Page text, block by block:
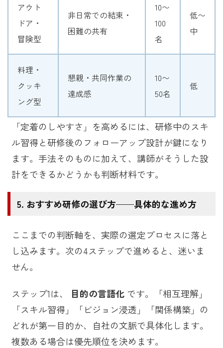
アウト
ドア・
冒険型
非日常での結束・
困難の共有
10〜
100
名
低〜
中
料理・
クッキ
ング型
懇親・共同作業の
達成感
10〜
50名
低
「定着のしやすさ」を高めるには、研修中のスキ
ル習得と研修後のフォローアップ設計が鍵になり
ます。手法そのものに加えて、講師がそうした設
計をできるかどうかも判断材料です。
おすすめ研修の選び方——具体的な進め方
ここまでの判断軸を、実際の選定プロセスに落と
し込みます。次の4ステップで進めると、迷いま
せん。
ステップ1は、 目的の言語化 です。「相互理解」
「スキル習得」「ビジョン浸透」「関係構築」の
どれが第一目的か、自社の文脈で具体化します。
複数ある場合は優先順位を決めます。